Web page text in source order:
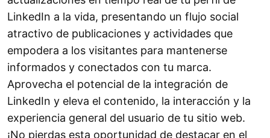
LinkedIn a la vida, presentando un flujo social
atractivo de publicaciones y actividades que
empodera a los visitantes para mantenerse
informados y conectados con tu marca.
Aprovecha el potencial de la integración de
LinkedIn y eleva el contenido, la interacción y la
experiencia general del usuario de tu sitio web.
¡No pierdas esta oportunidad de destacar en el